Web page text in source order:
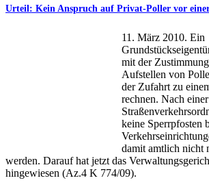
Urteil: Kein Anspruch auf Privat-Poller vor
11. März 2010. Ein
mit der
Aufstellen von
der Zufahrt zu
rechnen. Nach
keine Sperrpfosten
damit amtlich nicht
werden. Darauf hat jetzt das
hingewiesen (Az.4 K 774/09).